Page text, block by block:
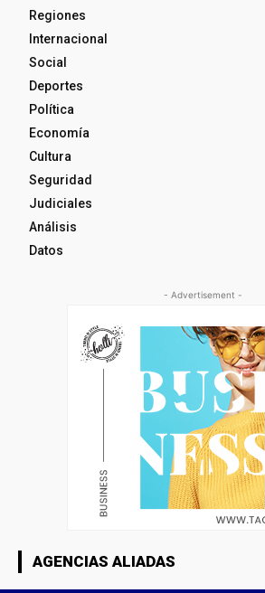
Regiones
Internacional
Social
Deportes
Política
Economía
Cultura
Seguridad
Judiciales
Análisis
Datos
- Advertisement -
AGENCIAS ALIADAS